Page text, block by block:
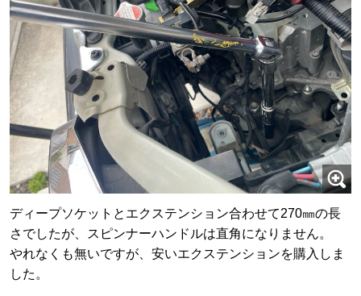
ディープソケットとエクステンション合わせて270㎜の長
さでしたが、スピンナーハンドルは直角になりません。
やれなくも無いですが、安いエクステンションを購入しま
した。